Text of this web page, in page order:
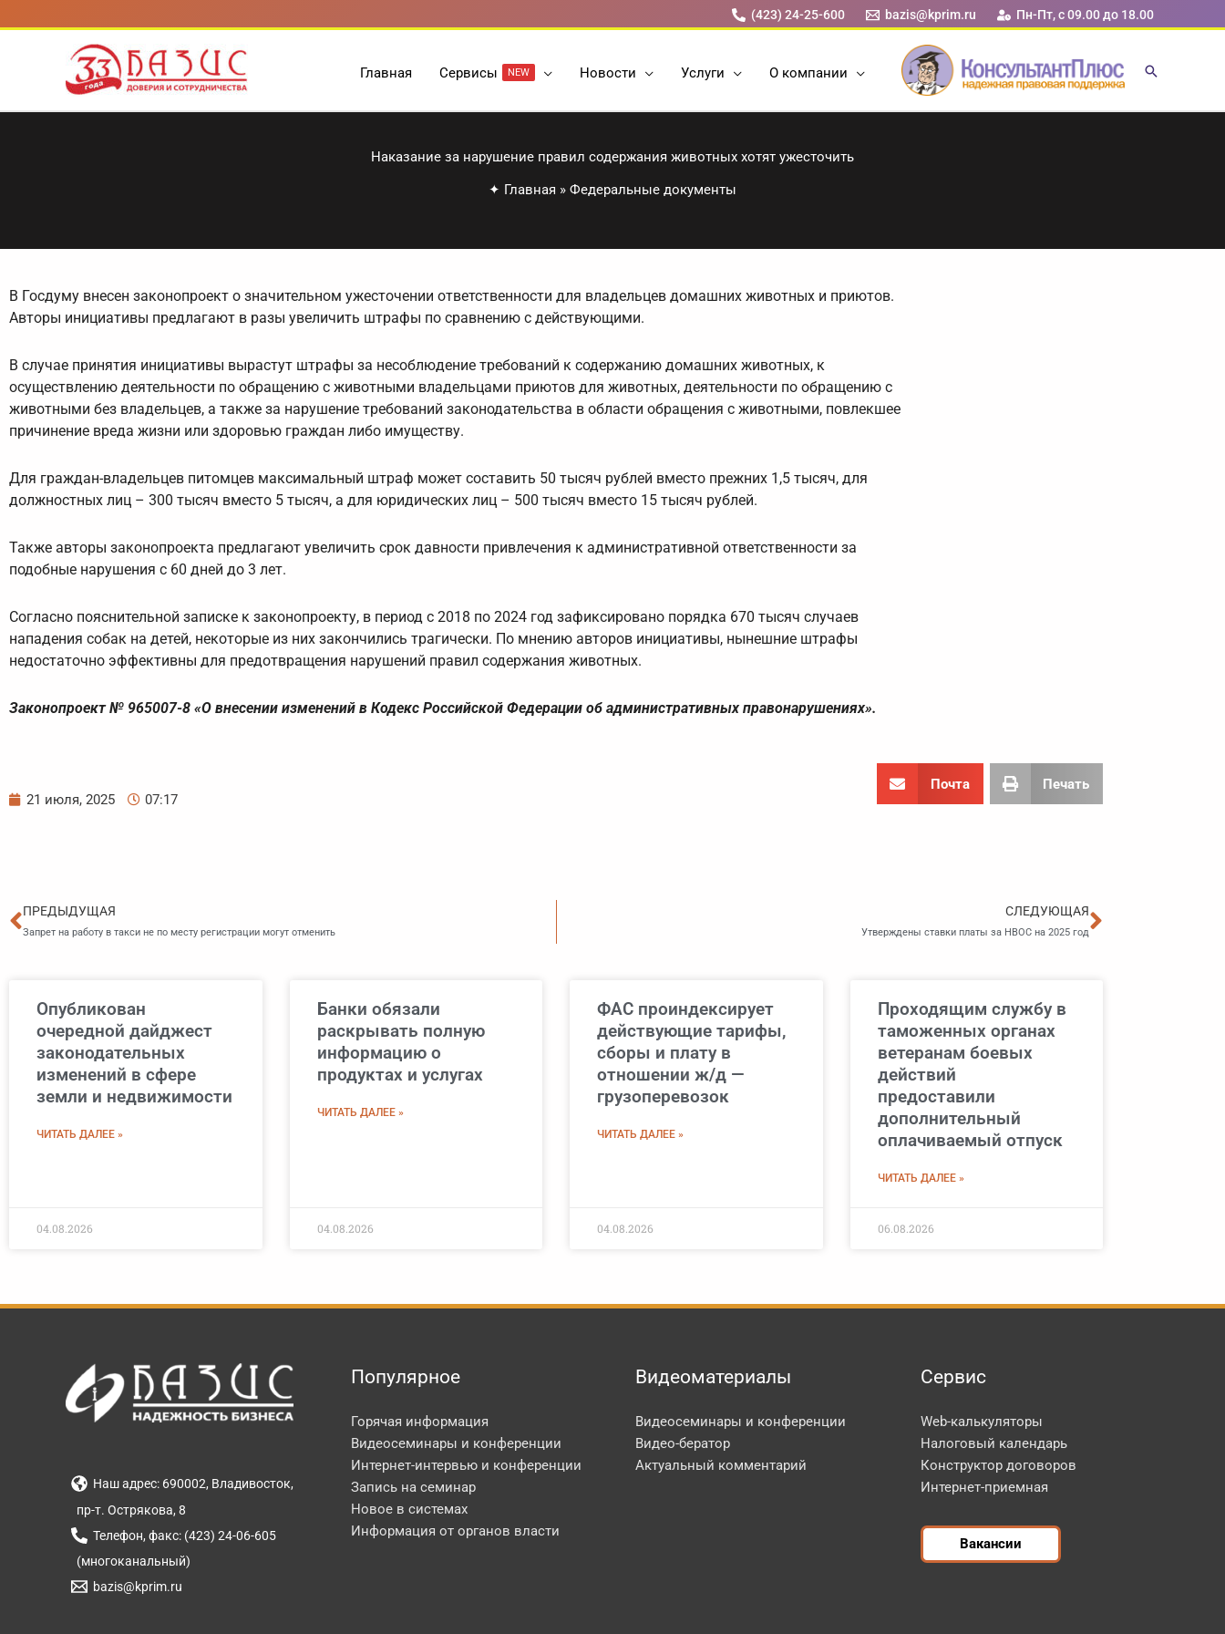
к
содержимому
(423) 24-25-600 bazis@kprim.ru Пн-Пт, с 09.00 до 18.00
Главная Cервисы NEW Новости Услуги О компании
Наказание за нарушение правил содержания животных хотят ужесточить
✦ Главная » Федеральные документы
В Госдуму внесен законопроект о значительном ужесточении ответственности для владельцев домашних животных и приютов.
Авторы инициативы предлагают в разы увеличить штрафы по сравнению с действующими.
В случае принятия инициативы вырастут штрафы за несоблюдение требований к содержанию домашних животных, к
осуществлению деятельности по обращению с животными владельцами приютов для животных, деятельности по обращению с
животными без владельцев, а также за нарушение требований законодательства в области обращения с животными, повлекшее
причинение вреда жизни или здоровью граждан либо имуществу.
Для граждан-владельцев питомцев максимальный штраф может составить 50 тысяч рублей вместо прежних 1,5 тысяч, для
должностных лиц – 300 тысяч вместо 5 тысяч, а для юридических лиц – 500 тысяч вместо 15 тысяч рублей.
Также авторы законопроекта предлагают увеличить срок давности привлечения к административной ответственности за
подобные нарушения с 60 дней до 3 лет.
Согласно пояснительной записке к законопроекту, в период с 2018 по 2024 год зафиксировано порядка 670 тысяч случаев
нападения собак на детей, некоторые из них закончились трагически. По мнению авторов инициативы, нынешние штрафы
недостаточно эффективны для предотвращения нарушений правил содержания животных.
Законопроект № 965007-8 «О внесении изменений в Кодекс Российской Федерации об административных правонарушениях».
21 июля, 2025 07:17
Почта Печать
Пред
ПРЕДЫДУЩАЯ
Запрет на работу в такси не по месту регистрации могут отменить
СЛЕДУЮЩАЯ
Утверждены ставки платы за НВОС на 2025 год
Опубликован
очередной дайджест
законодательных
изменений в сфере
земли и недвижимости
ЧИТАТЬ ДАЛЕЕ »
04.08.2026
Банки обязали
раскрывать полную
информацию о
продуктах и услугах
ЧИТАТЬ ДАЛЕЕ »
04.08.2026
ФАС проиндексирует
действующие тарифы,
сборы и плату в
отношении ж/д —
грузоперевозок
ЧИТАТЬ ДАЛЕЕ »
04.08.2026
Проходящим службу в
таможенных органах
ветеранам боевых
действий
предоставили
дополнительный
оплачиваемый отпуск
ЧИТАТЬ ДАЛЕЕ »
06.08.2026
Наш адрес: 690002, Владивосток,
пр-т. Острякова, 8
Телефон, факс: (423) 24-06-605
(многоканальный)
bazis@kprim.ru
Популярное
Горячая информация
Видеосеминары и конференции
Интернет-интервью и конференции
Запись на семинар
Новое в системах
Информация от органов власти
Видеоматериалы
Видеосеминары и конференции
Видео-бератор
Актуальный комментарий
Сервис
Web-калькуляторы
Налоговый календарь
Конструктор договоров
Интернет-приемная
Вакансии